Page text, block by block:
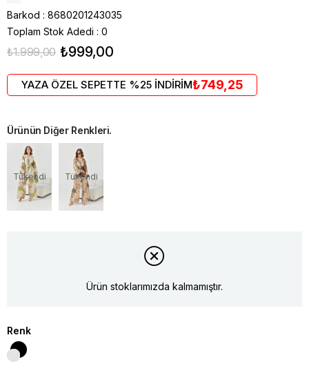
Barkod : 8680201243035
Toplam Stok Adedi : 0
₺1.999,00 ₺999,00
YAZA ÖZEL SEPETTE %25 İNDİRİM₺749,25
Ürünün Diğer Renkleri.
Tükendi Tükendi
Ürün stoklarımızda kalmamıştır.
Renk